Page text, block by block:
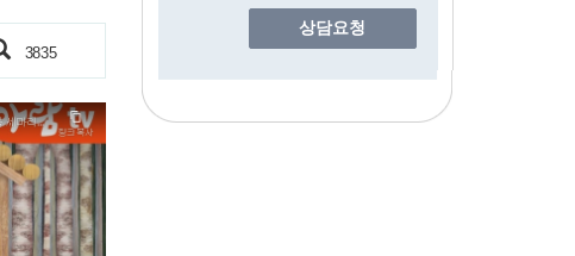
상담요청